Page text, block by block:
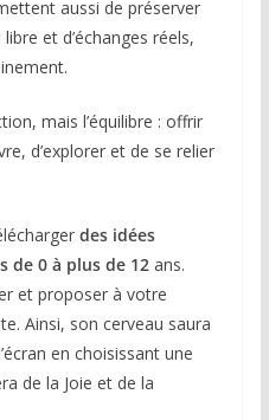
aussi de préserver
et d’échanges réels,
mais l’équilibre : offrir
d’explorer et de se relier
des idées
de 0 à plus de 12 ans.
et proposer à votre
Ainsi, son cerveau saura
en choisissant une
de la Joie et de la